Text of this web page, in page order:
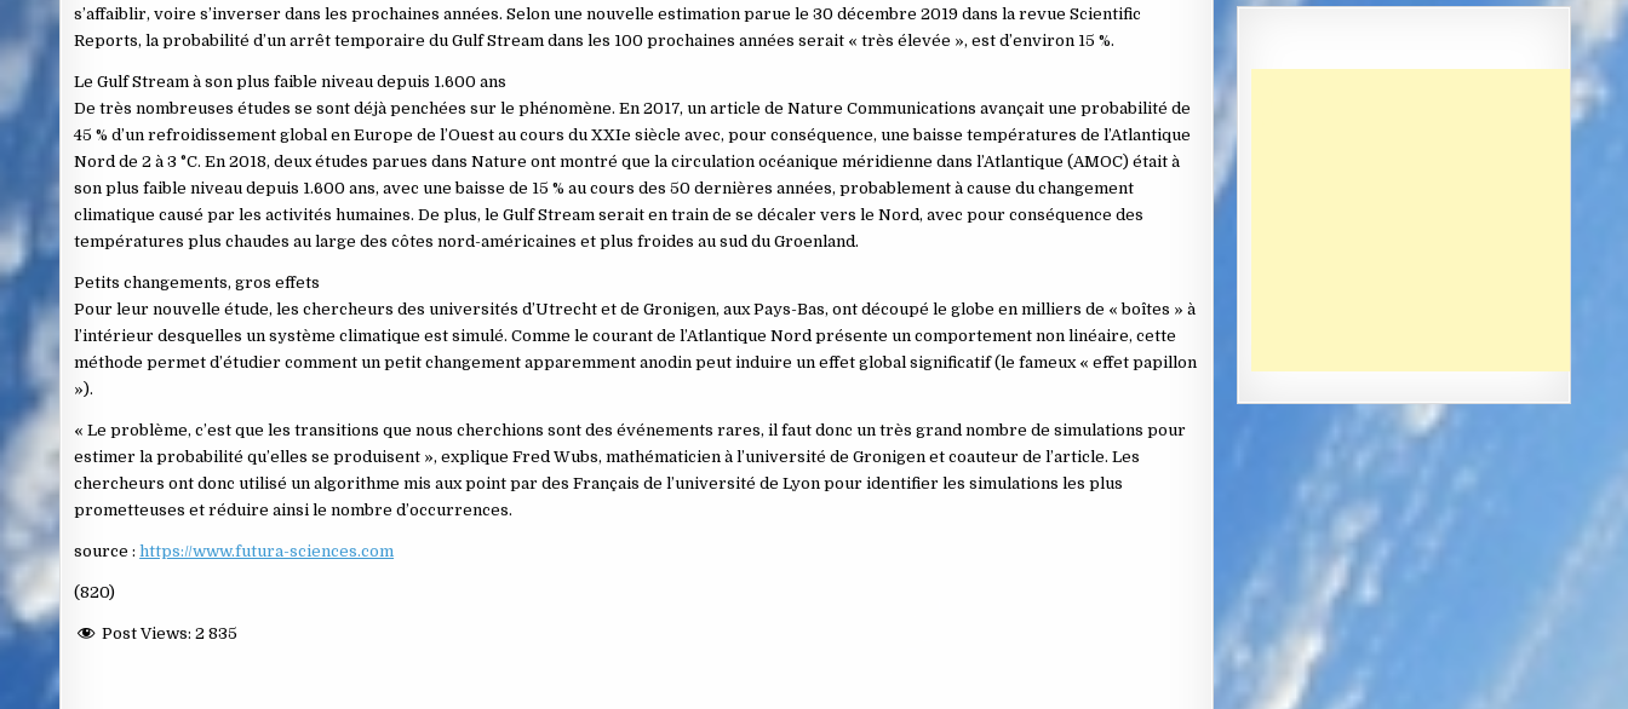
s’affaiblir, voire s’inverser dans les prochaines années. Selon une nouvelle estimation parue le 30 décembre 2019 dans la revue Scientific
Reports, la probabilité d’un arrêt temporaire du Gulf Stream dans les 100 prochaines années serait « très élevée », est d’environ 15 %.
Le Gulf Stream à son plus faible niveau depuis 1.600 ans
De très nombreuses études se sont déjà penchées sur le phénomène. En 2017, un article de Nature Communications avançait une probabilité de
45 % d’un refroidissement global en Europe de l’Ouest au cours du XXIe siècle avec, pour conséquence, une baisse températures de l’Atlantique
Nord de 2 à 3 °C. En 2018, deux études parues dans Nature ont montré que la circulation océanique méridienne dans l’Atlantique (AMOC) était à
son plus faible niveau depuis 1.600 ans, avec une baisse de 15 % au cours des 50 dernières années, probablement à cause du changement
climatique causé par les activités humaines. De plus, le Gulf Stream serait en train de se décaler vers le Nord, avec pour conséquence des
températures plus chaudes au large des côtes nord-américaines et plus froides au sud du Groenland.
Petits changements, gros effets
Pour leur nouvelle étude, les chercheurs des universités d’Utrecht et de Gronigen, aux Pays-Bas, ont découpé le globe en milliers de « boîtes » à
l’intérieur desquelles un système climatique est simulé. Comme le courant de l’Atlantique Nord présente un comportement non linéaire, cette
méthode permet d’étudier comment un petit changement apparemment anodin peut induire un effet global significatif (le fameux « effet papillon
»).
« Le problème, c’est que les transitions que nous cherchions sont des événements rares, il faut donc un très grand nombre de simulations pour
estimer la probabilité qu’elles se produisent », explique Fred Wubs, mathématicien à l’université de Gronigen et coauteur de l’article. Les
chercheurs ont donc utilisé un algorithme mis aux point par des Français de l’université de Lyon pour identifier les simulations les plus
prometteuses et réduire ainsi le nombre d’occurrences.
source :https://www.futura-sciences.com
(820)
Post Views: 2 835